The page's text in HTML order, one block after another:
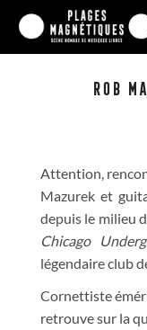
Passer
contenu
ROB
Attention,
Mazurek et
depuis le milieu
Chicago
légendaire club
Cornettiste
retrouve sur la